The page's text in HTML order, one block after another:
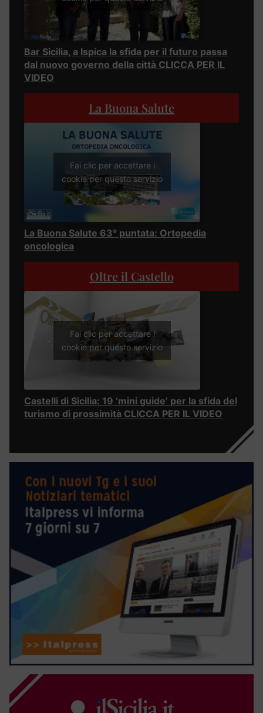
Bar Sicilia, a Ispica la sfida per il futuro passa
dal nuovo governo della città CLICCA PER IL
VIDEO
La Buona Salute
Fai clic per accettare i
cookie per questo servizio
La Buona Salute 63° puntata: Ortopedia
oncologica
Oltre il Castello
Fai clic per accettare i
cookie per questo servizio
Castelli di Sicilia: 19 ‘mini guide’ per la sfida del
turismo di prossimità CLICCA PER IL VIDEO